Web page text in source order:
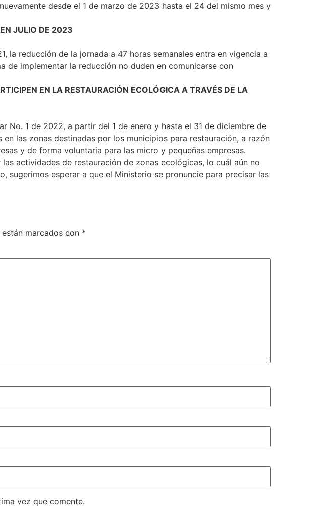
desde el 1 de marzo de 2023 hasta el 24 del mismo mes y
JULIO DE 2023
la reducción de la jornada a 47 horas semanales entra en vigencia a
implementar la reducción no duden en comunicarse con
EN LA RESTAURACIÓN ECOLÓGICA A TRAVÉS DE LA
No. 1 de 2022, a partir del 1 de enero y hasta el 31 de diciembre de
las zonas destinadas por los municipios para restauración, a razón
y de forma voluntaria para las micro y pequeñas empresas.
actividades de restauración de zonas ecológicas, lo cuál aún no
sugerimos esperar a que el Ministerio se pronuncie para precisar las
marcados con *
vez que comente.